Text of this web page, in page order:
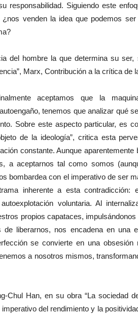
responsabilidad. Siguiendo este
¿nos venden la idea que podemos
del hombre la que determina su
Marx, Contribución a la crítica de
aceptamos que la
tenemos que analizar qué
Sobre este aspecto particular, es
de la ideología”, critica esta
constante. Aunque
a aceptarnos tal como somos
bombardea con el imperativo de ser
inherente a esta
voluntaria. Al
propios capataces,
de liberarnos, nos encadena en una
se convierte en una
a nosotros mismos,
Chul Han, en su obra “La sociedad
del rendimiento y la